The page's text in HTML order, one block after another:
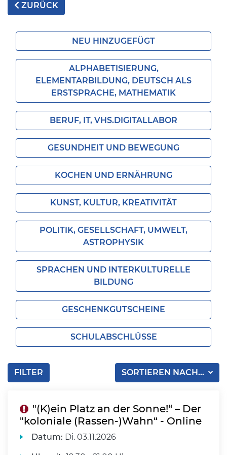
ZURÜCK
NEU HINZUGEFÜGT
ALPHABETISIERUNG,
ELEMENTARBILDUNG, DEUTSCH ALS
ERSTSPRACHE, MATHEMATIK
BERUF, IT, VHS.DIGITALLABOR
GESUNDHEIT UND BEWEGUNG
KOCHEN UND ERNÄHRUNG
KUNST, KULTUR, KREATIVITÄT
POLITIK, GESELLSCHAFT, UMWELT,
ASTROPHYSIK
SPRACHEN UND INTERKULTURELLE
BILDUNG
GESCHENKGUTSCHEINE
SCHULABSCHLÜSSE
SORTIEREN NACH...
FILTER
"(K)ein Platz an der Sonne!“ – Der
"koloniale (Rassen-)Wahn“ - Online
Datum: Di. 03.11.2026